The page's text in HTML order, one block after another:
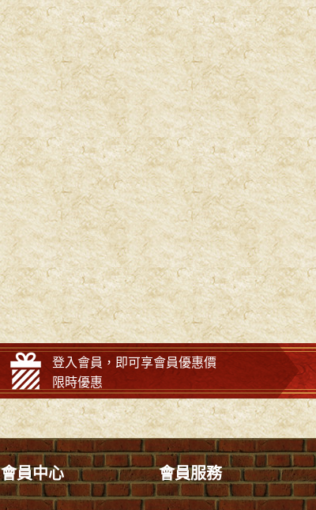
登入會員，即可享會員優惠價
限時優惠
會員中心 會員服務